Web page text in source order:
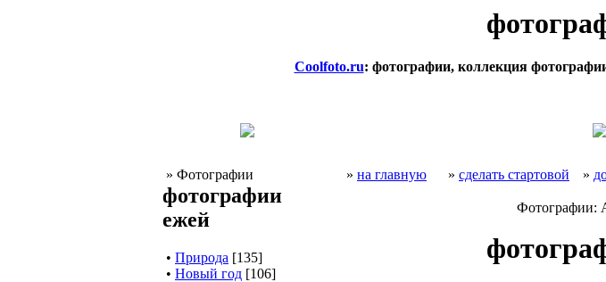
Coolfoto.ru: фотографии, коллекция
» Фотографии
фотографии
ежей
• Природа [135]
• Новый год [106]
» на главную » сделать стартовой »
Фотографии: